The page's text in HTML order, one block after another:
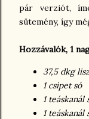
pár verziót,
sütemény, így
Hozzávalók, 1
37,5 dkg
1 csipet só
1 teáskanál
1 teáskanál